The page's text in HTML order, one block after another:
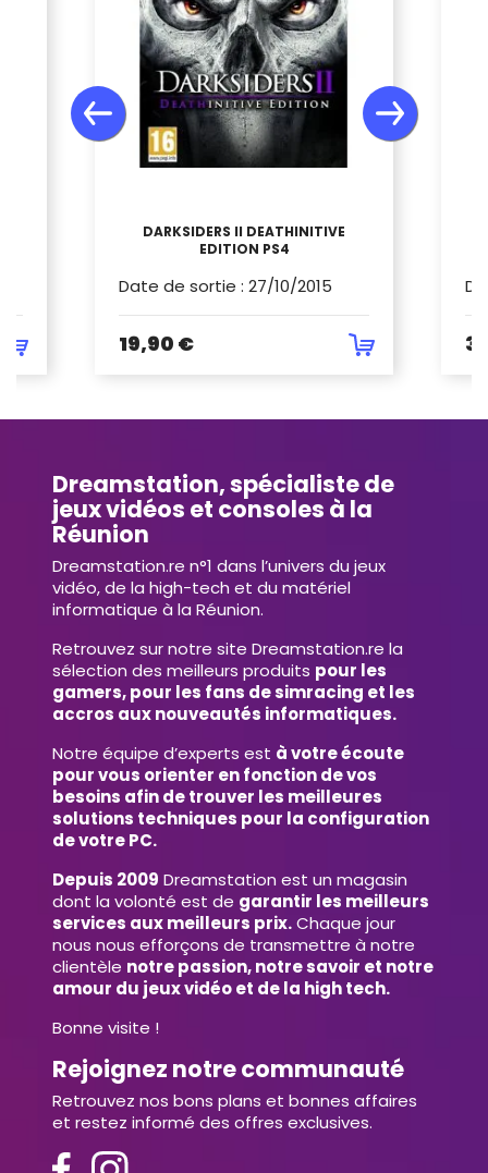
DARKSIDERS II DEATHINITIVE
EDITION PS4
Date de sortie : 27/10/2015
19,90 €
Dreamstation, spécialiste de
jeux vidéos et consoles à la
Réunion
Dreamstation.re n°1 dans l’univers du jeux
vidéo, de la high-tech et du matériel
informatique à la Réunion.
Retrouvez sur notre site Dreamstation.re la
sélection des meilleurs produits pour les
gamers, pour les fans de simracing et les
accros aux nouveautés informatiques.
Notre équipe d’experts est à votre écoute
pour vous orienter en fonction de vos
besoins afin de trouver les meilleures
solutions techniques pour la configuration
de votre PC.
Depuis 2009 Dreamstation est un magasin
dont la volonté est de garantir les meilleurs
services aux meilleurs prix.Chaque jour
nous nous efforçons de transmettre à notre
clientèle notre passion, notre savoir et notre
amour du jeux vidéo et de la high tech.
Bonne visite !
Rejoignez notre communauté
Retrouvez nos bons plans et bonnes affaires
et restez informé des offres exclusives.